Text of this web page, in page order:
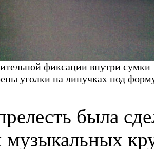
фиксации внутри сумки
уголки на липучках под
была
музыкальных